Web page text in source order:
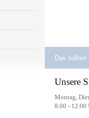
Das sollten
Unsere
Montag,
8.00 - 12.00